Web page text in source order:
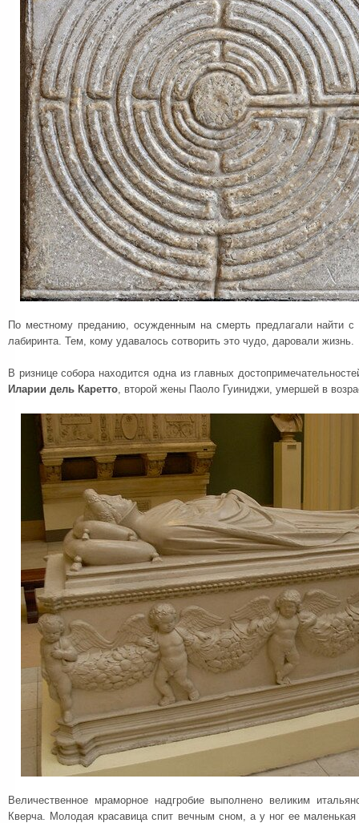
По местному преданию, осужденным на смерть предлагали найти с
лабиринта. Тем, кому удавалось сотворить это чудо, даровали жизнь.
В ризнице собора находится одна из главных
Иларии дель Каретто, второй жены Паоло Гуиниджи, умершей в
Величественное мраморное надгробие выполнено великим
Кверча. Молодая красавица спит вечным сном, а у ног ее маленькая